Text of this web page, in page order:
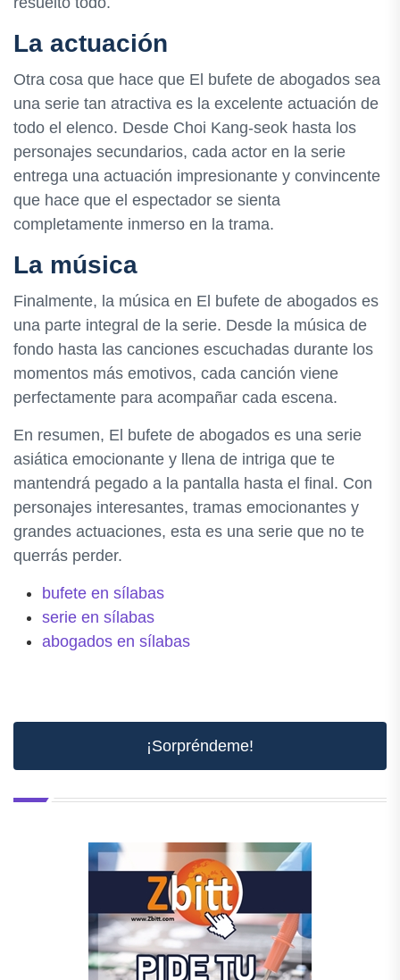
La actuación
Otra cosa que hace que El bufete de abogados sea
una serie tan atractiva es la excelente actuación de
todo el elenco. Desde Choi Kang-seok hasta los
personajes secundarios, cada actor en la serie
entrega una actuación impresionante y convincente
que hace que el espectador se sienta
completamente inmerso en la trama.
La música
Finalmente, la música en El bufete de abogados es
una parte integral de la serie. Desde la música de
fondo hasta las canciones escuchadas durante los
momentos más emotivos, cada canción viene
perfectamente para acompañar cada escena.
En resumen, El bufete de abogados es una serie
asiática emocionante y llena de intriga que te
mantendrá pegado a la pantalla hasta el final. Con
personajes interesantes, tramas emocionantes y
grandes actuaciones, esta es una serie que no te
querrás perder.
bufete en sílabas
serie en sílabas
abogados en sílabas
¡Sorpréndeme!